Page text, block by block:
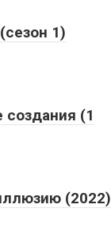
1)
создания (1
(2022)